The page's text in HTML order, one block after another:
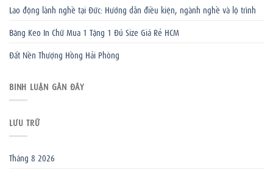
Lao động lành nghề tại Đức: Hướng dẫn điều kiện, ngành nghề và lộ trình
Băng Keo In Chữ Mua 1 Tặng 1 Đủ Size Giá Rẻ HCM
Đất Nền Thượng Hồng Hải Phòng
BÌNH LUẬN GẦN ĐÂY
LƯU TRỮ
Tháng 8 2026